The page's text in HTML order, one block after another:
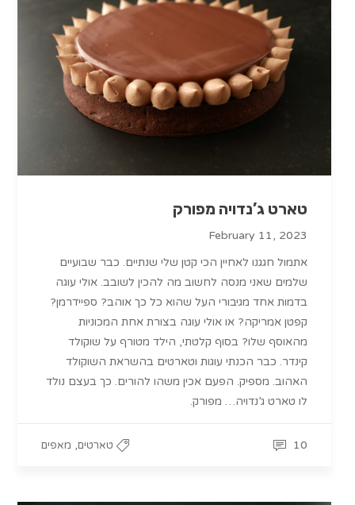
טארט ג’נדויה מפורק
February 11, 2023
אתמול חגגנו לאחיין הכי קטן שלי שנתיים. כבר שבועיים
שלמים שאני מנסה לחשוב מה להכין לשובב. אולי עוגה
בדמות אחד מגיבורי העל שהוא כל כך אוהב? ספיידרמן?
קפטן אמריקה? או אולי עוגה בצורת אחת המכוניות
מהאוסף שלו? בסוף קלטתי, הילד מטורף על שוקולד
קינדר. כבר הכנתי עוגות וטארטים בהשראת השוקולד
האהוב. מספיק. הפעם אכין משהו להורים. כך בעצם נולד
לו טארט ג’נדויה… מפורק.
טארטים, מאפים 10